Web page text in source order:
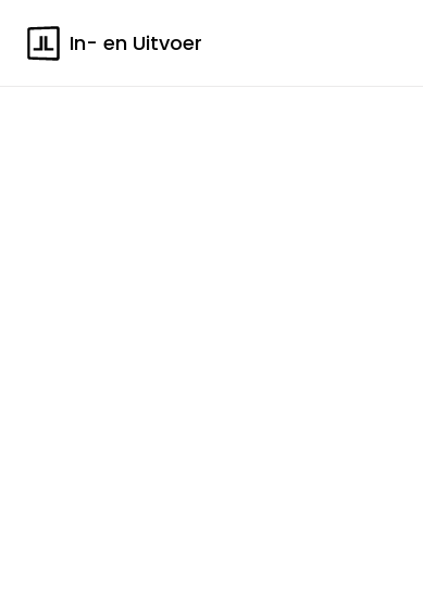
In- en Uitvoer